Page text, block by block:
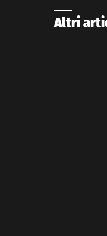
Altri